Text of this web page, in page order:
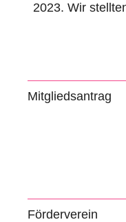
r
e
2023. Wir
Mitgliedsantrag
Förderverein